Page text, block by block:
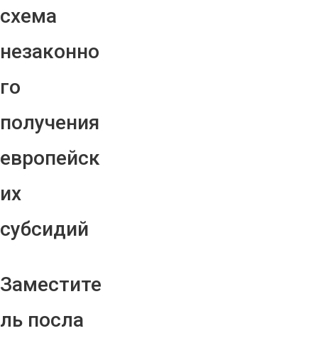
схема
незаконно
го
получения
европейск
их
субсидий
Заместите
ль посла